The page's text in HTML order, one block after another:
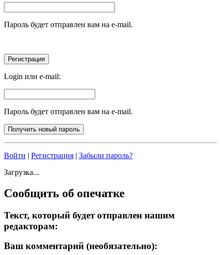
Пароль будет отправлен вам на e-mail.
Login или e-mail:
Пароль будет отправлен вам на e-mail.
Войти | Регистрация | Забыли пароль?
Загрузка...
Сообщить об опечатке
Текст, который будет отправлен нашим
редакторам:
Ваш комментарий (необязательно):